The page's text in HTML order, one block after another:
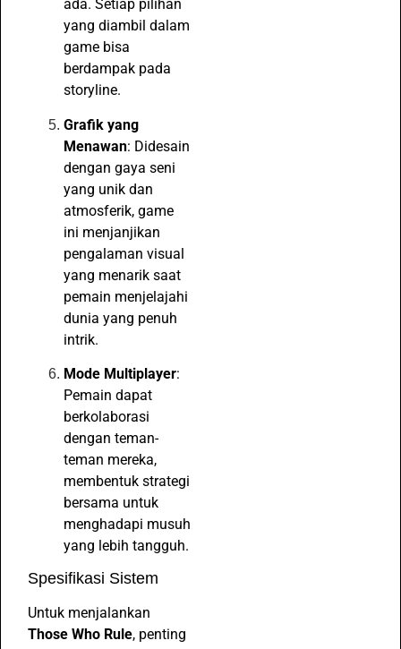
ada. Setiap pilihan
yang diambil dalam
game bisa
berdampak pada
storyline.
Grafik yang
Menawan: Didesain
dengan gaya seni
yang unik dan
atmosferik, game
ini menjanjikan
pengalaman visual
yang menarik saat
pemain menjelajahi
dunia yang penuh
intrik.
Mode Multiplayer:
Pemain dapat
berkolaborasi
dengan teman-
teman mereka,
membentuk strategi
bersama untuk
menghadapi musuh
yang lebih tangguh.
Spesifikasi Sistem
Untuk menjalankan
Those Who Rule, penting